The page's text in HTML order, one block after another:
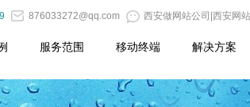
876033272@qq.com 西安做网站公司|西安网
服务范围 移动终端 解决方案